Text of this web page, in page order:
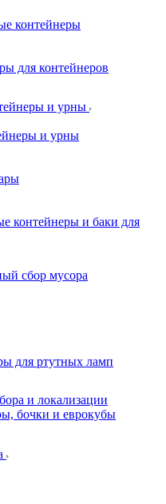
контейнеры
для контейнеров
и урны
и урны
контейнеры и баки для
сбор мусора
для ртутных ламп
и локализации
бочки и еврокубы